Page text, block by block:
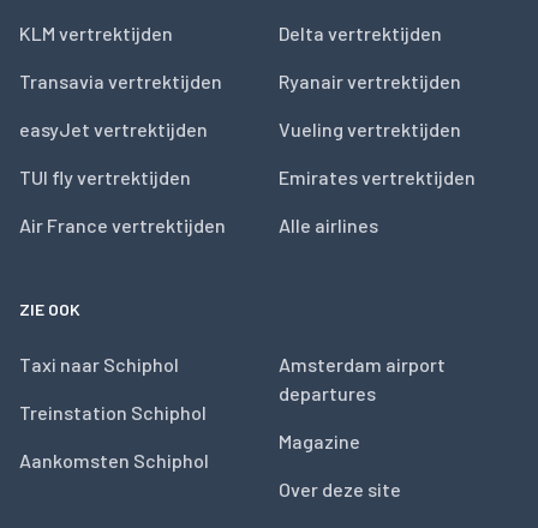
KLM vertrektijden
Transavia vertrektijden
easyJet vertrektijden
TUI fly vertrektijden
Air France vertrektijden
Delta vertrektijden
Ryanair vertrektijden
Vueling vertrektijden
Emirates vertrektijden
Alle airlines
ZIE OOK
Taxi naar Schiphol
Treinstation Schiphol
Aankomsten Schiphol
Amsterdam airport
departures
Magazine
Over deze site